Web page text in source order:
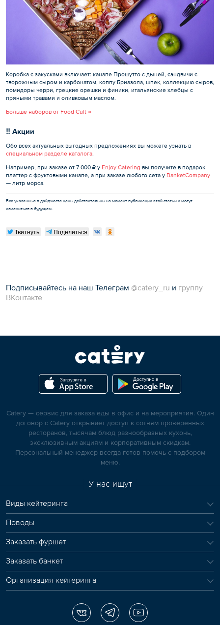
Коробка с закусками включает: канапе Прошутто с дыней, сэндвичи с
творожным сыром и карбонатом, коппу Бриазола, шпек, коллекцию сыров,
помидоры черри, грецкие орешки и финики, итальянские хлебцы с
пряными травами и оливковым маслом.
Больше наборов от Food Cult →
‼️ Акции
Обо всех актуальных выгодных предложениях вы можете узнать в
специальном разделе каталога.
Например, при заказе от 7 000 ₽ у Enjoy Catering вы получите в подарок
платтер с фруктовыми канапе, а при заказе любого сета у BanketCompany
— литр морса.
Все указанные в дайджесте цены действительны на момент публикации этой статьи и могут
измениться в будущем.
Твитнуть Поделиться
Подписывайтесь на наш Телеграм @catery_ru и группу
ВКонтакте
Catery — сервис для заказа еды в офис и на мероприятия. Один
договор с Catery открывает доступ к сотням проверенных
ресторанов, тысячам блюд разнообразных кухонь,
эксклюзивным акциям и корпоративным скидкам.
Персональный менеджер всегда готов помочь с подбором
меню.
У нас ищут
Виды кейтеринга
Поводы
Заказать фуршет
Заказать банкет
Организация кейтеринга